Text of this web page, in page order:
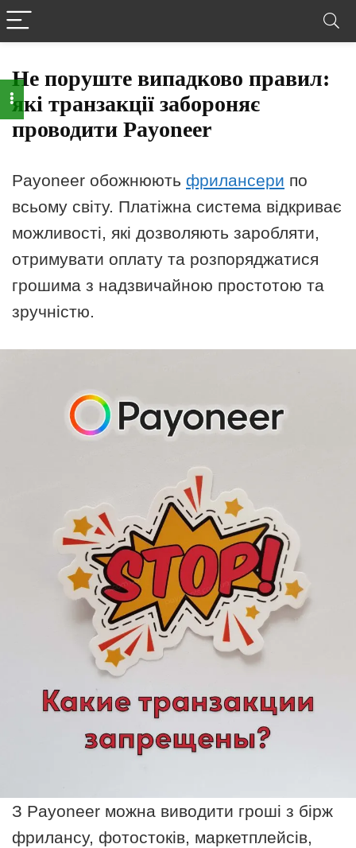
Не поруште випадково правил:
які транзакції забороняє
проводити Payoneer
Payoneer обожнюють фрилансери по
всьому світу. Платіжна система відкриває
можливості, які дозволяють заробляти,
отримувати оплату та розпоряджатися
грошима з надзвичайною простотою та
зручністю.
З Payoneer можна виводити гроші з бірж
фрилансу, фотостоків, маркетплейсів,